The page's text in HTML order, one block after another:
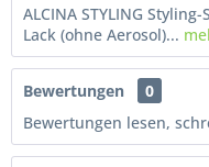
ALCINA STYLING
Lack (ohne Aerosol)...
Bewertungen
0
Bewertungen lesen,